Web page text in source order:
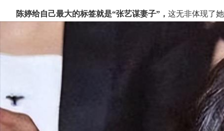
陈婷给自己最大的标签就是“张艺谋妻子”， 这无非体现了